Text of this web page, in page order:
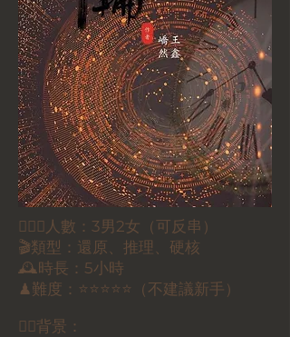
🕵🏻‍♀️人數：3男2女（可反串）
🎬類型：還原、推理、硬核
🕰時長：5小時
♟難度：⭐️⭐️⭐️⭐⭐（不建議新手）
✍🏼背景：